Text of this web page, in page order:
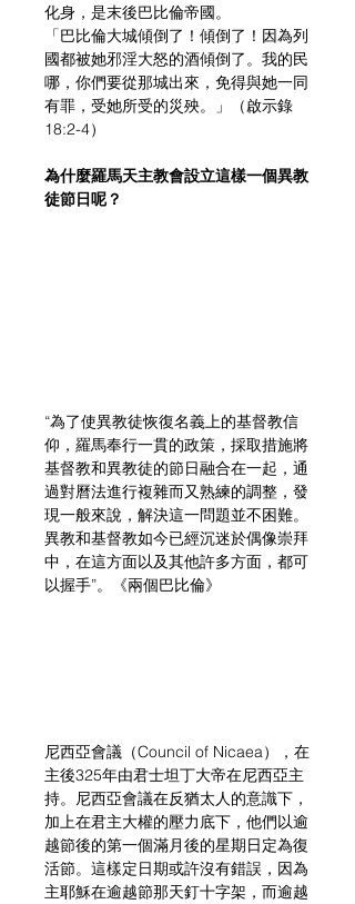
化身，是末後巴比倫帝國。
「巴比倫大城傾倒了！傾倒了！因為列
國都被她邪淫大怒的酒傾倒了。我的民
哪，你們要從那城出來，免得與她一同
有罪，受她所受的災殃。」（啟示錄
18:2-4）
為什麼羅馬天主教會設立這樣一個異教
徒節日呢？
“為了使異教徒恢復名義上的基督教信
仰，羅馬奉行一貫的政策，採取措施將
基督教和異教徒的節日融合在一起，通
過對曆法進行複雜而又熟練的調整，發
現一般來說，解決這一問題並不困難。
異教和基督教如今已經沉迷於偶像崇拜
中，在這方面以及其他許多方面，都可
以握手”。《兩個巴比倫》
尼西亞會議（Council of Nicaea），在
主後325年由君士坦丁大帝在尼西亞主
持。尼西亞會議在反猶太人的意識下，
加上在君主大權的壓力底下，他們以逾
越節後的第一個滿月後的星期日定為復
活節。這樣定日期或許沒有錯誤，因為
主耶穌在逾越節那天釘十字架，而逾越